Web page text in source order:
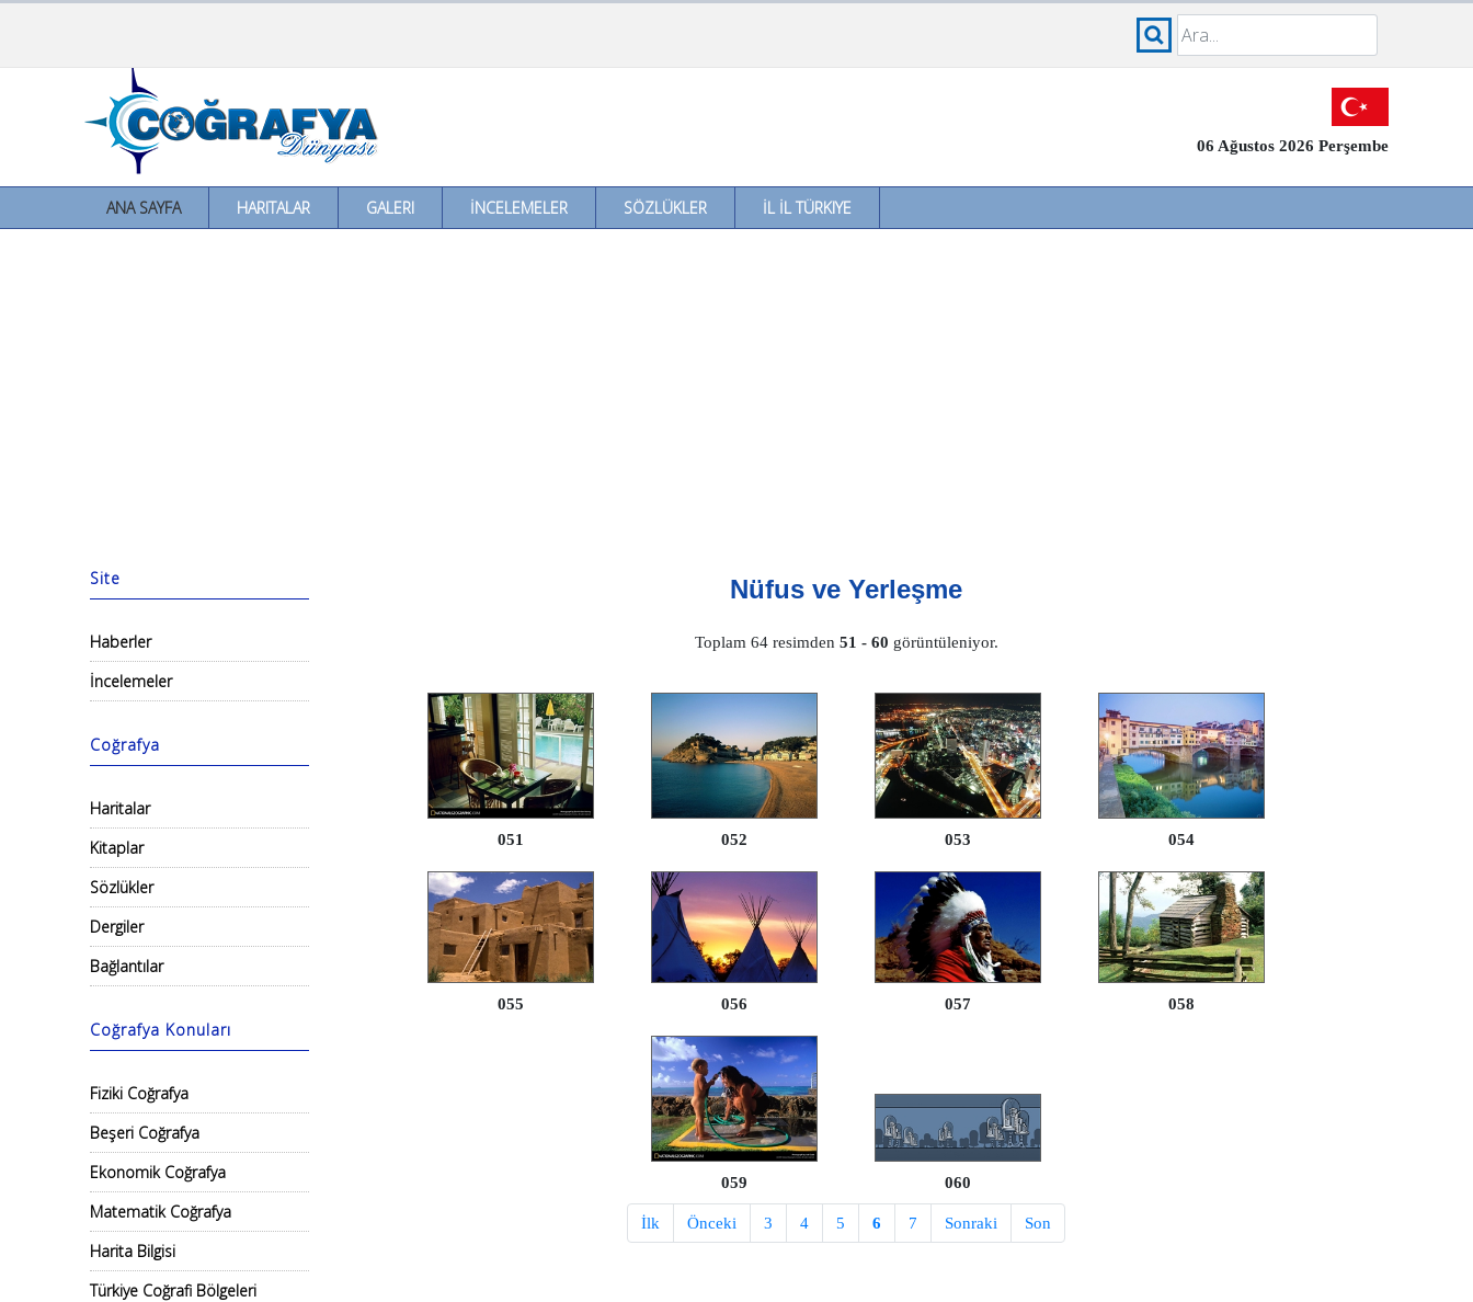
06 Ağustos 2026 Perşembe
ANA SAYFA HARITALAR GALERI İNCELEMELER SÖZLÜKLER İL İL TÜRKIYE
Site
Haberler
İncelemeler
Coğrafya
Haritalar
Kitaplar
Sözlükler
Dergiler
Bağlantılar
Coğrafya Konuları
Fiziki Coğrafya
Beşeri Coğrafya
Ekonomik Coğrafya
Matematik Coğrafya
Harita Bilgisi
Türkiye Coğrafi Bölgeleri
Nüfus ve Yerleşme
Toplam 64 resimden 51 - 60 görüntüleniyor.
051 052 053 054
055 056 057 058
059 060
İlk Önceki 3 4 5 6 7 Sonraki Son